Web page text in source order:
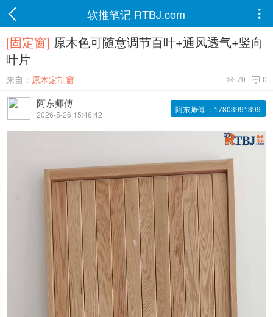
软推笔记 RTBJ.com 
[固定窗] 原木色可随意调节百叶+通风透气+竖向
叶片
来自： 原木定制窗  0
 70
阿东师傅
2026-5-26 15:46:42
阿东师傅 ：17803991399